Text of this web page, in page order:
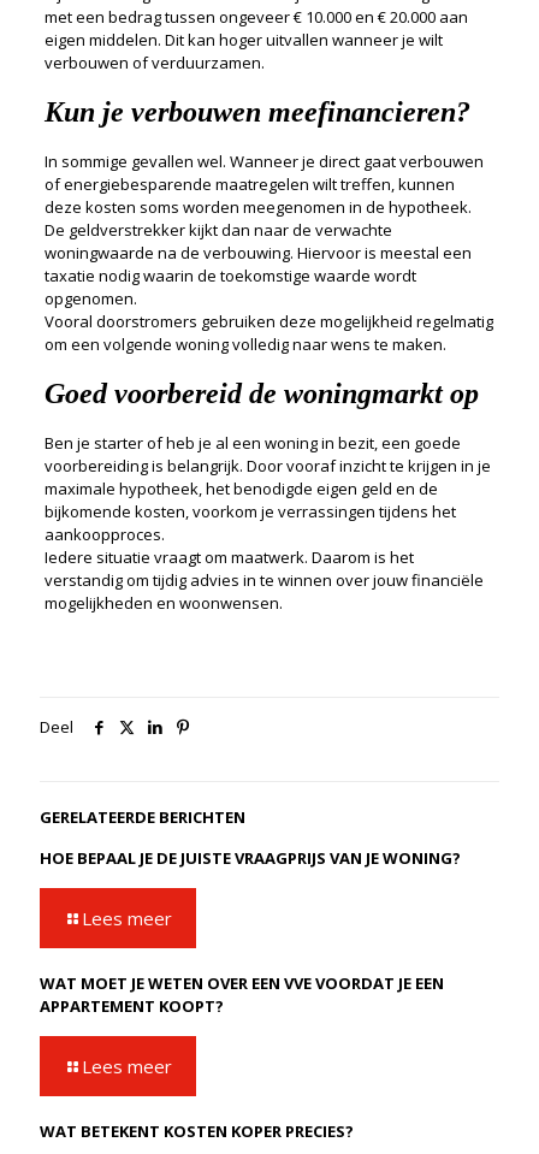
met een bedrag tussen ongeveer € 10.000 en € 20.000 aan
eigen middelen. Dit kan hoger uitvallen wanneer je wilt
verbouwen of verduurzamen.
Kun je verbouwen meefinancieren?
In sommige gevallen wel. Wanneer je direct gaat verbouwen
of energiebesparende maatregelen wilt treffen, kunnen
deze kosten soms worden meegenomen in de hypotheek.
De geldverstrekker kijkt dan naar de verwachte
woningwaarde na de verbouwing. Hiervoor is meestal een
taxatie nodig waarin de toekomstige waarde wordt
opgenomen.
Vooral doorstromers gebruiken deze mogelijkheid regelmatig
om een volgende woning volledig naar wens te maken.
Goed voorbereid de woningmarkt op
Ben je starter of heb je al een woning in bezit, een goede
voorbereiding is belangrijk. Door vooraf inzicht te krijgen in je
maximale hypotheek, het benodigde eigen geld en de
bijkomende kosten, voorkom je verrassingen tijdens het
aankoopproces.
Iedere situatie vraagt om maatwerk. Daarom is het
verstandig om tijdig advies in te winnen over jouw financiële
mogelijkheden en woonwensen.
Deel
GERELATEERDE BERICHTEN
HOE BEPAAL JE DE JUISTE VRAAGPRIJS VAN JE WONING?
Lees meer
WAT MOET JE WETEN OVER EEN VVE VOORDAT JE EEN
APPARTEMENT KOOPT?
Lees meer
WAT BETEKENT KOSTEN KOPER PRECIES?